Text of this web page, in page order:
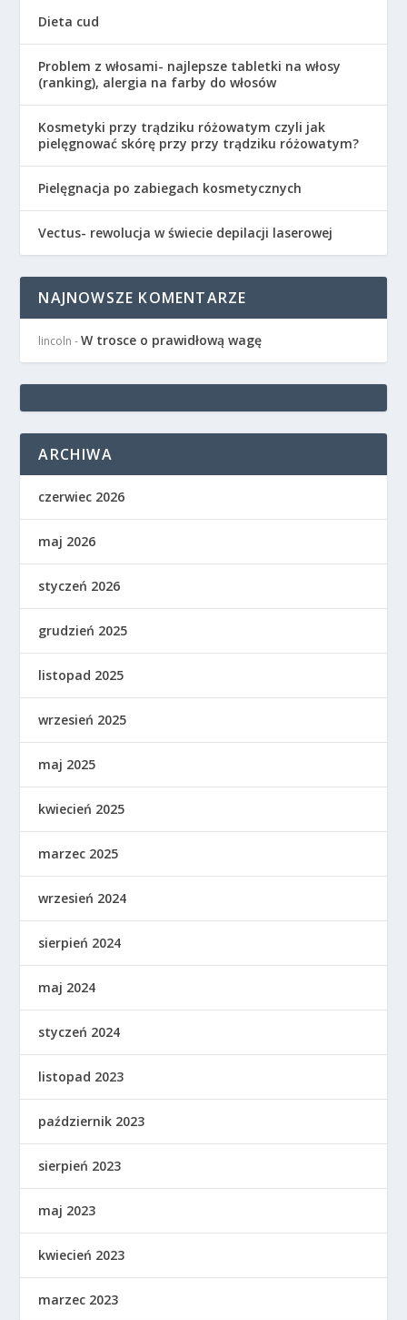
Dieta cud
Problem z włosami- najlepsze tabletki na włosy
(ranking), alergia na farby do włosów
Kosmetyki przy trądziku różowatym czyli jak
pielęgnować skórę przy przy trądziku różowatym?
Pielęgnacja po zabiegach kosmetycznych
Vectus- rewolucja w świecie depilacji laserowej
NAJNOWSZE KOMENTARZE
lincoln -W trosce o prawidłową wagę
ARCHIWA
czerwiec 2026
maj 2026
styczeń 2026
grudzień 2025
listopad 2025
wrzesień 2025
maj 2025
kwiecień 2025
marzec 2025
wrzesień 2024
sierpień 2024
maj 2024
styczeń 2024
listopad 2023
październik 2023
sierpień 2023
maj 2023
kwiecień 2023
marzec 2023